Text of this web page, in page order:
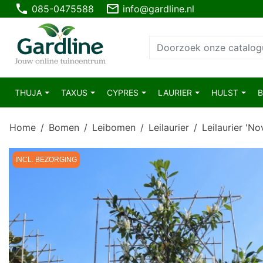
phone 085-0475588 mail_outline info@gardline.nl
THUJA TAXUS CYPRES LAURIER HULST
Home Bomen Leibomen Leilaurier Leilaurier
INCL. BEZORGING